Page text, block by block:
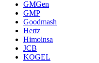
GMGen
GMP
Goodmash
Hertz
Himoinsa
JCB
KOGEL